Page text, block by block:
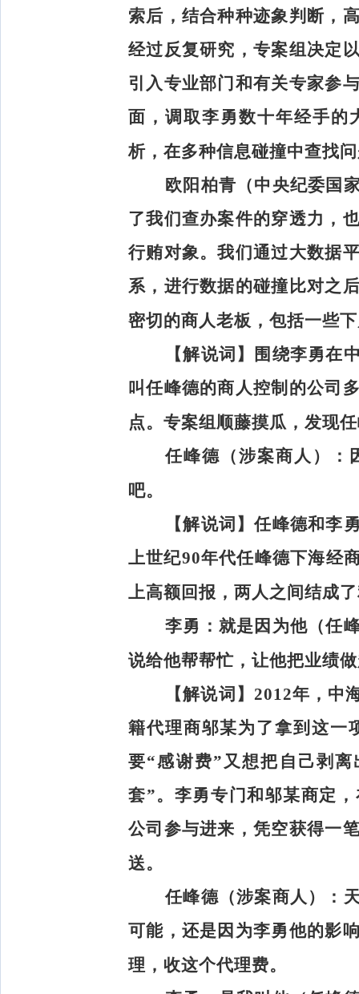
索后，结合种种迹象判断，
经过反复研究，专案组决定
引入专业部门和有关专家参
面，调取李勇数十年经手的
析，在多种信息碰撞中查找
欧阳柏青（中央纪委国
了我们查办案件的穿透力，
行贿对象。我们通过大数据
系，进行数据的碰撞比对之
密切的商人老板，包括一些
【解说词】
围绕李勇在
叫任峰德的商人控制的公司
点。专案组顺藤摸瓜，发现
任峰德（涉案商人）：
吧。
【解说词】任峰德和李
上世纪90年代任峰德下海经
上高额回报，两人之间结成
李勇： 就是因为他（任
说给他帮帮忙，让他把业绩
【解说词】 2012年，中
籍代理商邬某为了拿到这一
要“感谢费”又想把自己剥
套”。李勇专门和邬某商定
公司参与进来，凭空获得一
送。
任峰德（涉案商人）：
可能，还是因为李勇他的影
理，收这个代理费。